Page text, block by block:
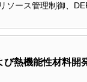
ソース管理制御、
び熱機能性材料